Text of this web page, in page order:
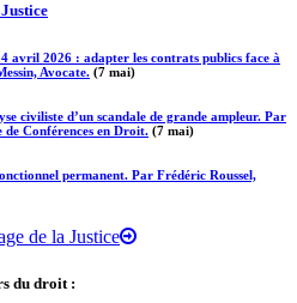
avril 2026 : adapter les contrats publics face à
Avocate. (7 mai)
civiliste d’un scandale de grande ampleur. Par
Conférences en Droit. (7 mai)
permanent. Par Frédéric Roussel,
de la Justice
du droit :